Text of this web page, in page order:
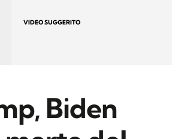
VIDEO SUGGERITO
Biden